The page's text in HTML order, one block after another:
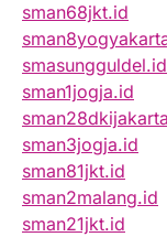
sman68jkt.id
smasungguldel.id
sman1jogja.id
sman3jogja.id
sman81jkt.id
sman2malang.id
sman21jkt.id